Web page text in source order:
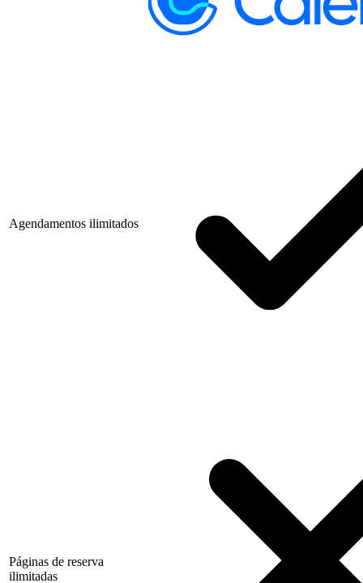
Agendamentos ilimitados
Páginas de reserva
ilimitadas